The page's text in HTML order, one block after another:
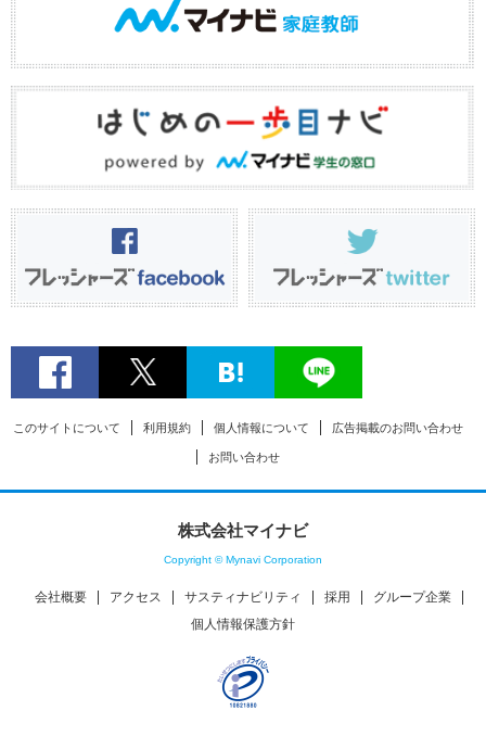
このサイトについて 利用規約 個人情報について 広告掲載のお問い合わせ
お問い合わせ
株式会社マイナビ
Copyright © Mynavi Corporation
会社概要 アクセス サスティナビリティ 採用
グループ企業
個人情報保護方針